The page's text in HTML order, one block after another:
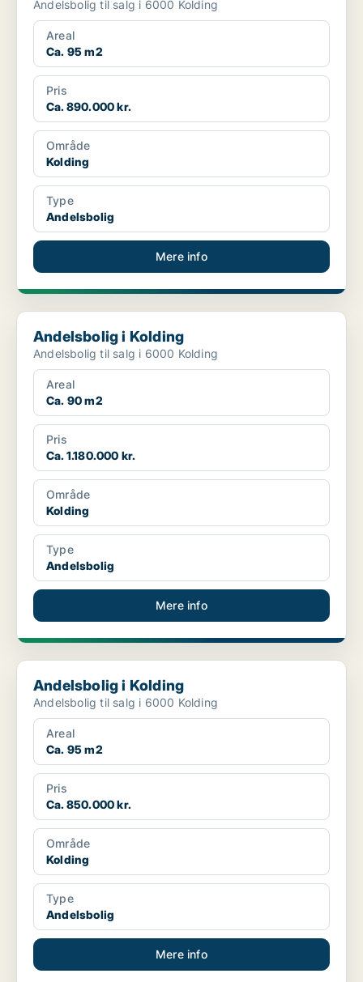
Andelsbolig til salg i 6000 Kolding
Areal
Ca. 95 m2
Pris
Ca. 890.000 kr.
Område
Kolding
Type
Andelsbolig
Mere info
Andelsbolig i Kolding
Andelsbolig i Kolding
Andelsbolig til salg i 6000 Kolding
Areal
Ca. 90 m2
Pris
Ca. 1.180.000 kr.
Område
Kolding
Type
Andelsbolig
Mere info
Andelsbolig i Kolding
Andelsbolig i Kolding
Andelsbolig til salg i 6000 Kolding
Areal
Ca. 95 m2
Pris
Ca. 850.000 kr.
Område
Kolding
Type
Andelsbolig
Mere info